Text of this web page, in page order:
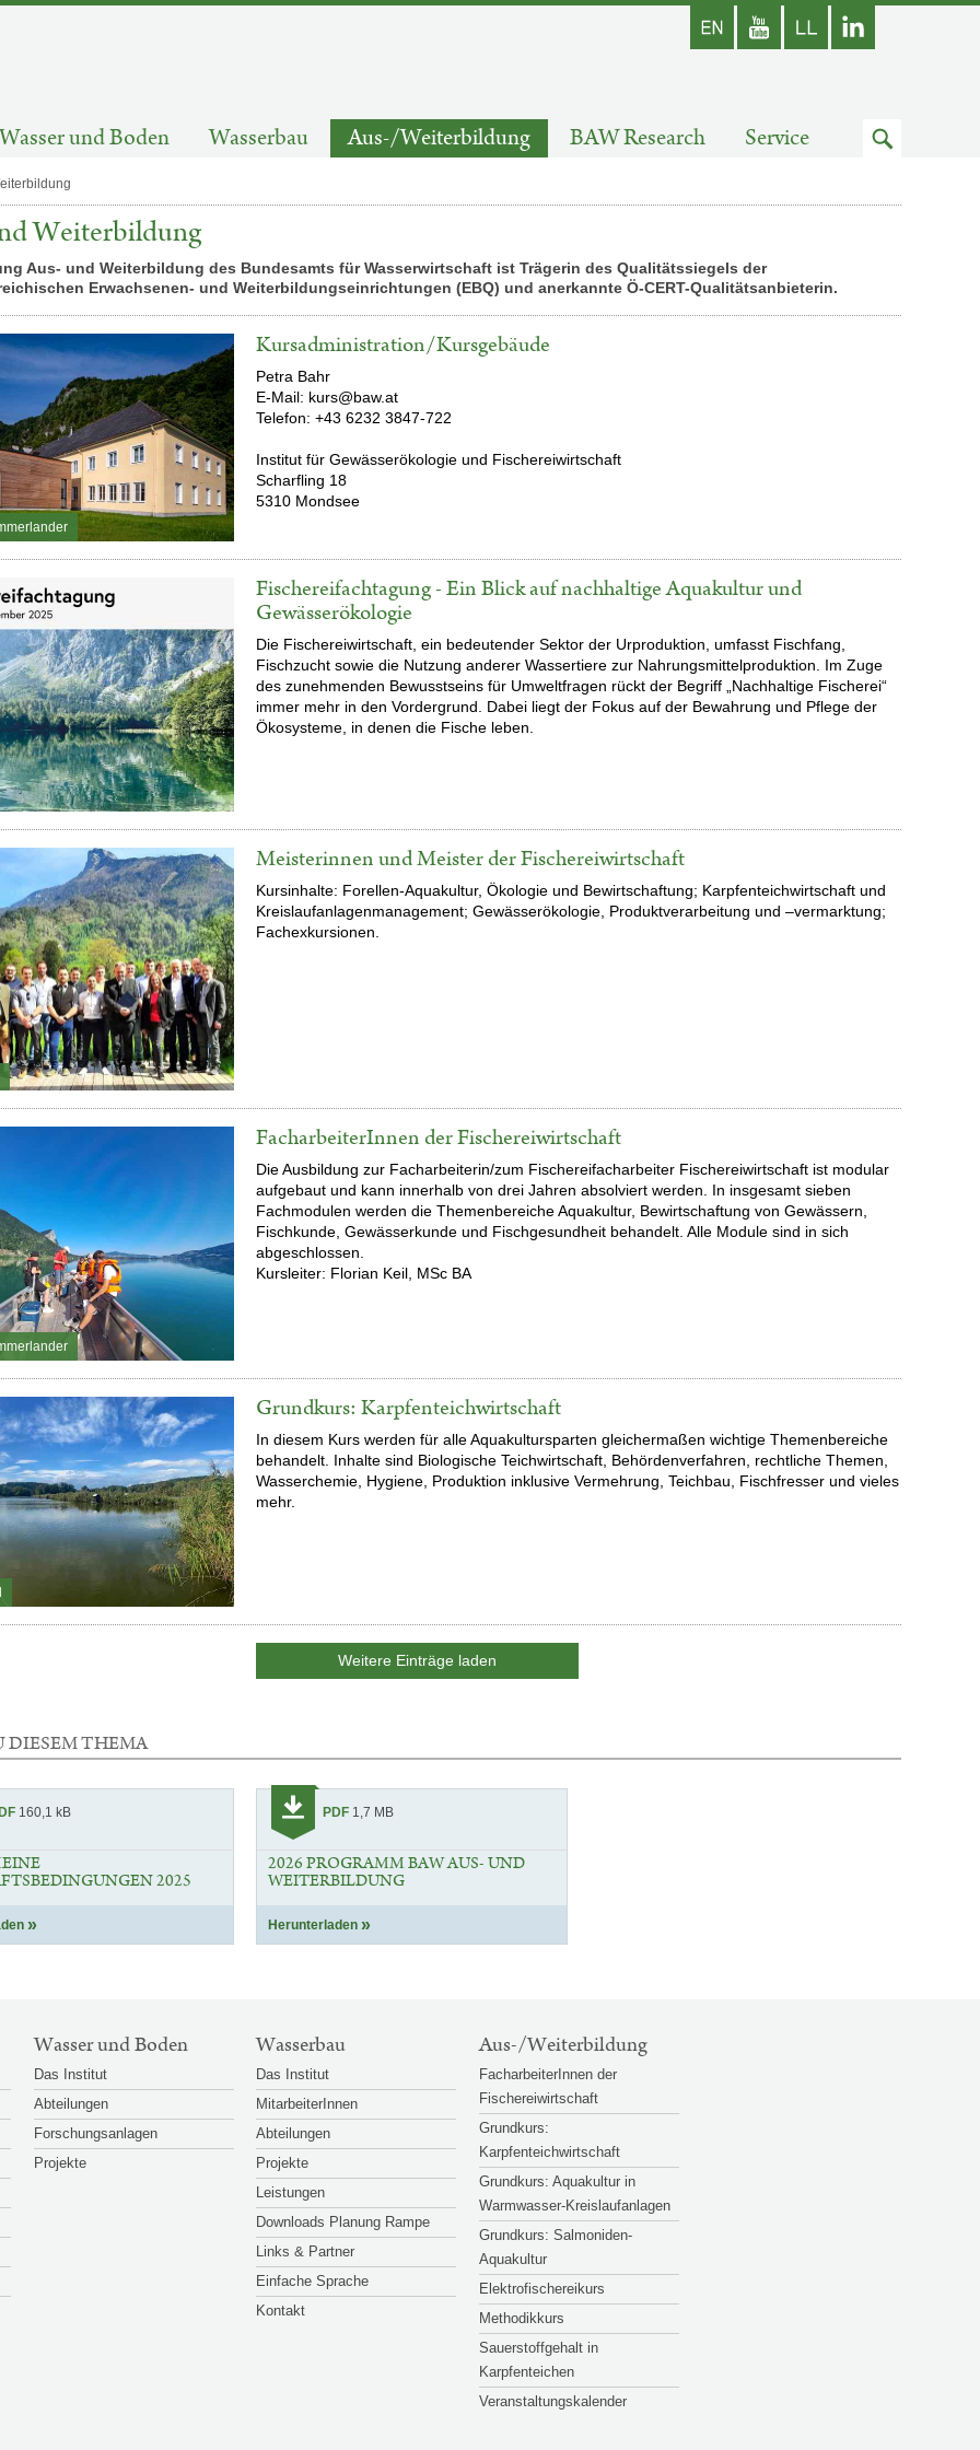
Youtube
Wasser und Boden Wasserbau Aus-/Weiterbildung BAW Research Service
Zum
Weiterbildung
Aus- und Weiterbildung des Bundesamts für Wasserwirtschaft ist Trägerin des Qualitätssiegels der
Erwachsenen- und Weiterbildungseinrichtungen (EBQ) und anerkannte Ö-CERT-Qualitätsanbieterin.
Kursadministration/Kursgebäude
Petra Bahr
E-Mail: kurs@baw.at
Telefon:+43 6232 3847-722
Institut für Gewässerökologie und Fischereiwirtschaft
Scharfling 18
5310 Mondsee
Fischereifachtagung - Ein Blick auf nachhaltige Aquakultur und
Gewässerökologie
Die Fischereiwirtschaft, ein bedeutender Sektor der Urproduktion, umfasst Fischfang,
Fischzucht sowie die Nutzung anderer Wassertiere zur Nahrungsmittelproduktion. Im Zuge
des zunehmenden Bewusstseins für Umweltfragen rückt der Begriff „Nachhaltige Fischerei“
immer mehr in den Vordergrund. Dabei liegt der Fokus auf der Bewahrung und Pflege der
Ökosysteme, in denen die Fische leben.
Meisterinnen und Meister der Fischereiwirtschaft
Kursinhalte: Forellen-Aquakultur, Ökologie und Bewirtschaftung; Karpfenteichwirtschaft und
Kreislaufanlagenmanagement; Gewässerökologie, Produktverarbeitung und –vermarktung;
Fachexkursionen.
FacharbeiterInnen der Fischereiwirtschaft
Die Ausbildung zur Facharbeiterin/zum Fischereifacharbeiter Fischereiwirtschaft ist modular
aufgebaut und kann innerhalb von drei Jahren absolviert werden. In insgesamt sieben
Fachmodulen werden die Themenbereiche Aquakultur, Bewirtschaftung von Gewässern,
Fischkunde, Gewässerkunde und Fischgesundheit behandelt. Alle Module sind in sich
abgeschlossen.
Kursleiter: Florian Keil, MSc BA
Grundkurs: Karpfenteichwirtschaft
In diesem Kurs werden für alleAquakultursparten gleichermaßen wichtige Themenbereiche
behandelt. Inhalte sind Biologische Teichwirtschaft, Behördenverfahren, rechtliche Themen
Wasserchemie, Hygiene, Produktion inklusive Vermehrung, Teichbau, Fischfresser und vieles
mehr.
Weitere Einträge laden
DIESEM THEMA
160,1 kB
2025
Kategorie:
DownloadPDF 1,7 MB
2026 PROGRAMM BAW AUS- UND
WEITERBILDUNG
Herunterladen
Wasser und Boden
Das Institut
Abteilungen
Forschungsanlagen
Projekte
Wasserbau
Das Institut
MitarbeiterInnen
Abteilungen
Projekte
Leistungen
Downloads Planung Rampe
Links & Partner
Einfache Sprache
Kontakt
Aus-/Weiterbildung
FacharbeiterInnen der
Fischereiwirtschaft
Grundkurs:
Karpfenteichwirtschaft
Grundkurs: Aquakultur in
Warmwasser-Kreislaufanlagen
Grundkurs: Salmoniden-
Aquakultur
Elektrofischereikurs
Methodikkurs
Sauerstoffgehalt in
Karpfenteichen
Veranstaltungskalender